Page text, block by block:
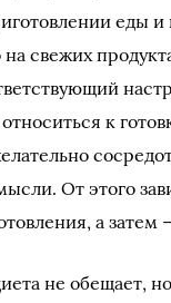
еды и
свежих
к
От этого
а затем
не обещает,